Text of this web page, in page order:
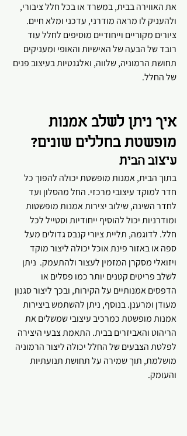
את האווירה בבית, במשרד או בכל חלל ציבורי,
ולהעניק לו מראה מודרני, עדכני ומלא חיים.
ציורים מקוריים וייחודיים מוסיפים לחלל עוד
רובד של הבעה של האישיות והאופי ומעניקים
תחושת הרמוניה, שלווה, ואלגנטיות בעיצוב פנים
של החלל.
איך ניתן לשלב אמנות
מופשטת בחללים שונים?
עיצוב הבית
בתוך הבית, אמנות מופשטת יכולה להפוך כל
חדר למוקד עיצובי מרכזי. החל מהסלון ועד
לחדר השינה, שילוב יצירות אמנות מופשטות
ומודרניות יכול להוסיף ייחודיות וסטייל לכל
חלל. לדוגמה, תליית ציורי קנבס גדולים מעל
ספה או באזור פינת אוכל יכולה ליצור מוקד
ויזואלי מסקרן המזמין לעצור ולהתעמק.  ניתן
לשלב פריטים קטנים יותר כמו פסלים או
הדפסים אמנותיים על הקירות, ובכך ליצור סגנון
מעודן ומרענן. בנוסף, ניתן להשתמש ביצירות
אמנות מופשטת כמרכיב עיצובי שמשלים את
הריהוט והאביזרים בבית. התאמת צבעי היצירה
לפלטת הצבעים של החלל יכולה ליצור הרמוניה
מושלמת, תוך שמירה על תחושת תנועתיות
והעומק.